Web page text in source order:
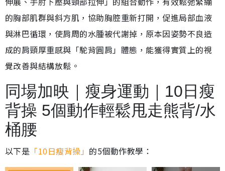
的胸部肌群與斜方肌，協助胸腔重新打開，促進局部血液
與淋巴循環，使肩周的水腫被代謝掉，原本因姿勢不良造
成的肩頸厚重感與「駝背圓肩」體態，能獲得實質上的視
覺改善與結構放鬆。
同場加映｜瘦身運動｜10日瘦
背操 5個動作輕鬆甩走熊背/水
桶腰
以下是 「10日瘦背操」 的5個動作教學：